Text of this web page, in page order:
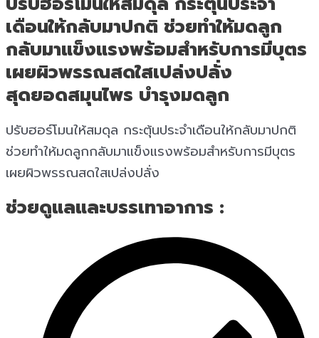
เดือนให้กลับมาปกติ ช่วยทำให้มดลูก
กลับมาแข็งแรงพร้อมสำหรับการมีบุตร
เผยผิวพรรณสดใสเปล่งปลั่ง
สุดยอดสมุนไพร บำรุงมดลูก​
ปรับฮอร์โมนให้สมดุล กระตุ้นประจำเดือนให้กลับมาปกติ
ช่วยทำให้มดลูกกลับมาแข็งแรงพร้อมสำหรับการมีบุตร
เผยผิวพรรณสดใสเปล่งปลั่ง
ช่วยดูแลและบรรเทาอาการ :